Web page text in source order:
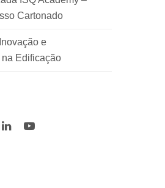
Cartonado
e
Edificação
L
Y